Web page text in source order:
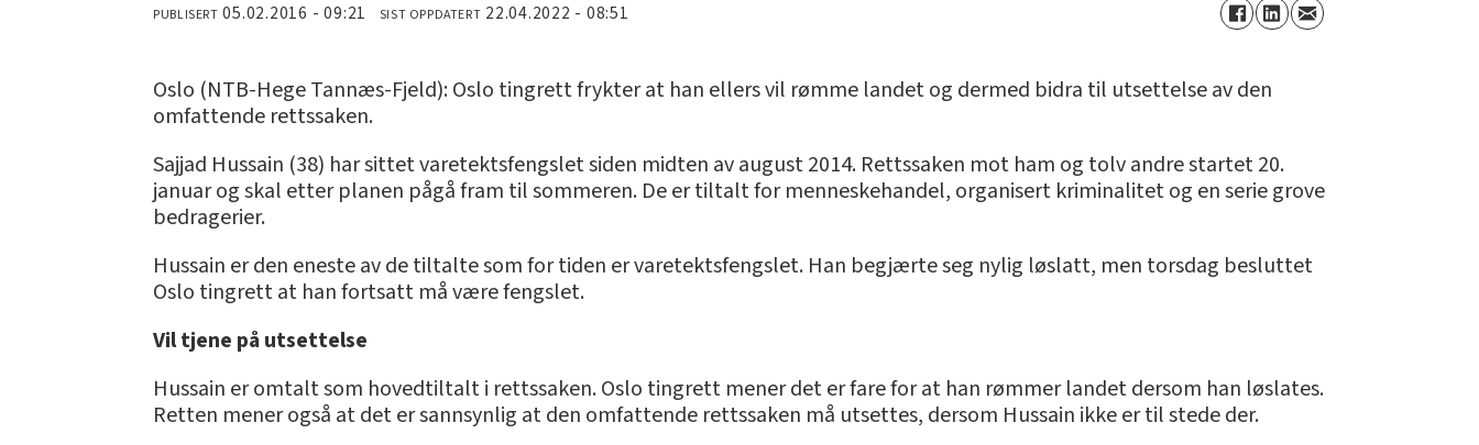
PUBLISERT 05.02.2016 - 09:21 SIST OPPDATERT 22.04.2022 - 08:51
Oslo (NTB-Hege Tannæs-Fjeld): Oslo tingrett frykter at han ellers vil rømme landet og dermed bidra til utsettelse av den
omfattende rettssaken.
Sajjad Hussain (38) har sittet varetektsfengslet siden midten av august 2014. Rettssaken mot ham og tolv andre startet 20.
januar og skal etter planen pågå fram til sommeren. De er tiltalt for menneskehandel, organisert kriminalitet og en serie grove
bedragerier.
Hussain er den eneste av de tiltalte som for tiden er varetektsfengslet. Han begjærte seg nylig løslatt, men torsdag besluttet
Oslo tingrett at han fortsatt må være fengslet.
Vil tjene på utsettelse
Hussain er omtalt som hovedtiltalt i rettssaken. Oslo tingrett mener det er fare for at han rømmer landet dersom han løslates.
Retten mener også at det er sannsynlig at den omfattende rettssaken må utsettes, dersom Hussain ikke er til stede der.